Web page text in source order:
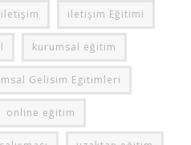
iletişim iletişim Eğitimi
kurumsal eğitim
Gelisim Egitimleri
online eğitim